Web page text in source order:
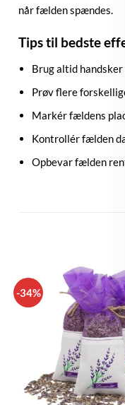
når fælden spændes.
Tips til bedste
Brug altid
Prøv flere
Markér fældens
Kontrollér fælden
Opbevar fælden
-34%